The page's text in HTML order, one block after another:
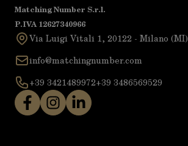
Matching Number S.r.l.
P.IVA 12627340966
Via Luigi Vitali 1, 20122 - Milano (MI)
info@matchingnumber.com
+39 3421489972+39 3486569529